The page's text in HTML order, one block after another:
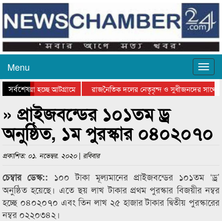
Menu
সর্বশেষ
যাওয়া হচ্ছে আটগ্রামে
রাজনৈতিক দলের নেতৃবৃন্দ ও সুধীজনদের সাথে
পুরস্কার বিতরণ সম্পন্ন
» প্রাইজবন্ডের ১০১তম ড্র
অনুষ্ঠিত, ১ম পুরস্কার ০৪০২০৭০
প্রকাশিত: ০১. নভেম্বর. ২০২০ | রবিবার
চেম্বার ডেস্ক:: ১০০ টাকা মূল্যমানের প্রাইজবন্ডের ১০১তম ‘ড্র’
অনুষ্ঠিত হয়েছে। এতে ছয় লাখ টাকার প্রথম পুরস্কার বিজয়ীর নম্বর
হচ্ছে ০৪০২০৭০ এবং তিন লাখ ২৫ হাজার টাকার দ্বিতীয় পুরস্কারের
নম্বর ০২২০৩৪২।